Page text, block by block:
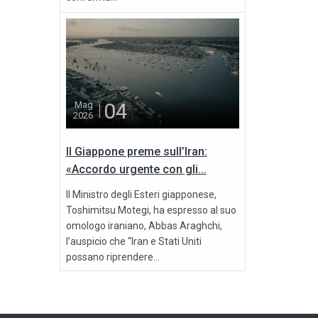
Mag
2026
04
Il Giappone preme sull’Iran:
«Accordo urgente con gli...
Il Ministro degli Esteri giapponese,
Toshimitsu Motegi, ha espresso al suo
omologo iraniano, Abbas Araghchi,
l’auspicio che “Iran e Stati Uniti
possano riprendere...